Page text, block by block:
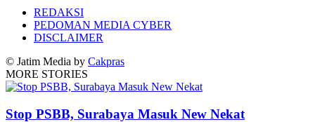
REDAKSI
PEDOMAN MEDIA CYBER
DISCLAIMER
© Jatim Media by Cakpras
MORE STORIES
Stop PSBB, Surabaya Masuk New Nekat